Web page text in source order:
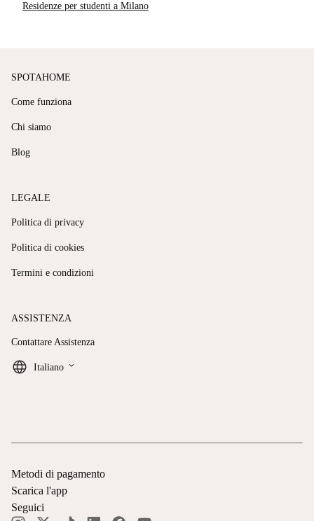
Residenze per studenti a Milano
SPOTAHOME
Come funziona
Chi siamo
Blog
LEGALE
Politica di privacy
Politica di cookies
Termini e condizioni
ASSISTENZA
Contattare Assistenza
Italiano keyboard_arrow_down
Metodi di pagamento
Scarica l'app
Seguici